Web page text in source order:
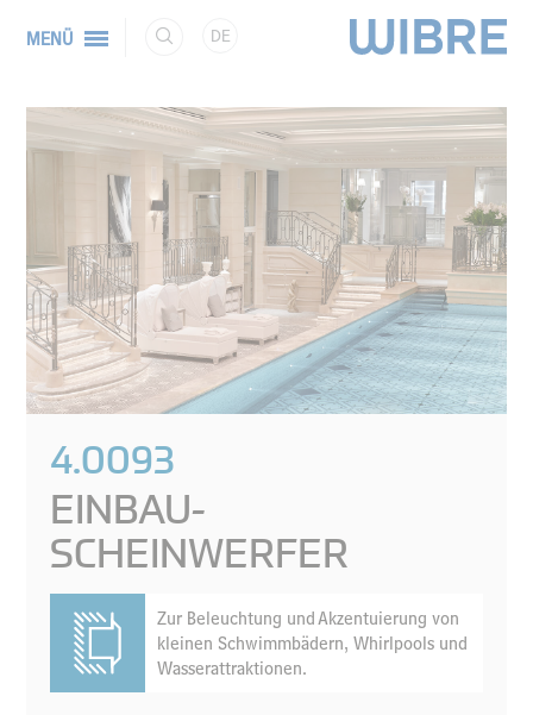
MENÜ DE
4.0093
EINBAU-
SCHEINWERFER
Zur Beleuchtung und Akzentuierung von
kleinen Schwimmbädern, Whirlpools und
Wasserattraktionen.